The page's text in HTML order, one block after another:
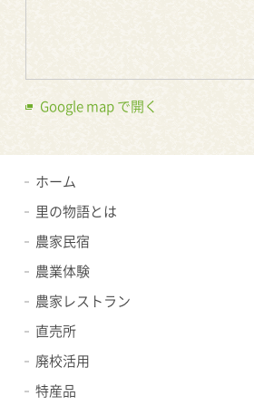
Google map で開く
ホーム
里の物語とは
農家民宿
農業体験
農家レストラン
直売所
廃校活用
特産品